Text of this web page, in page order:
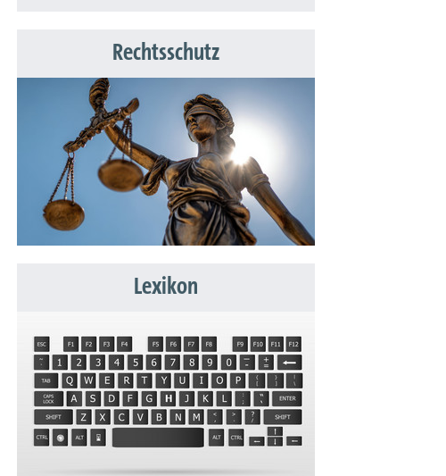
Rechtsschutz
Lexikon